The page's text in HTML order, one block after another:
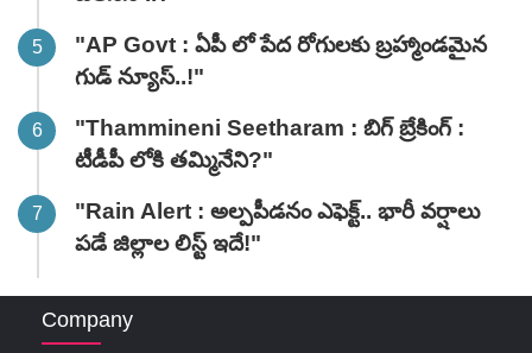
"AP Govt : ఏపీ లో పేద రోగులకు బ్రహ్మాండమైన
గుడ్ న్యూస్..!"
"Thammineni Seetharam : బిగ్ బ్రేకింగ్ :
టీడీపీ లోకి తమ్మినేని?"
"Rain Alert : అల్పపీడనం ఎఫెక్ట్.. భారీ వర్షాలు
పడే జిల్లాల లిస్ట్ ఇదే!"
Company